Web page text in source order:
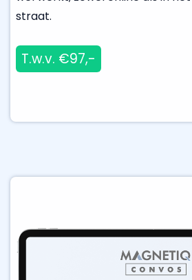
straat.
T.w.v. €97,-